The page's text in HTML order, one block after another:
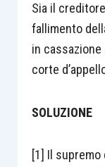
Sia il
fallimento
in
corte
SOLUZIONE
[1] Il